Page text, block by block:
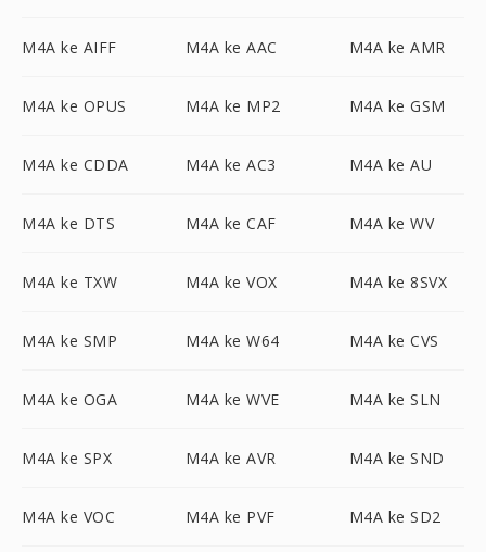
M4A ke AIFF M4A ke AAC M4A ke AMR
M4A ke OPUS M4A ke MP2 M4A ke GSM
M4A ke CDDA M4A ke AC3 M4A ke AU
M4A ke DTS M4A ke CAF M4A ke WV
M4A ke TXW M4A ke VOX M4A ke 8SVX
M4A ke SMP M4A ke W64 M4A ke CVS
M4A ke OGA M4A ke WVE M4A ke SLN
M4A ke SPX M4A ke AVR M4A ke SND
M4A ke VOC M4A ke PVF M4A ke SD2